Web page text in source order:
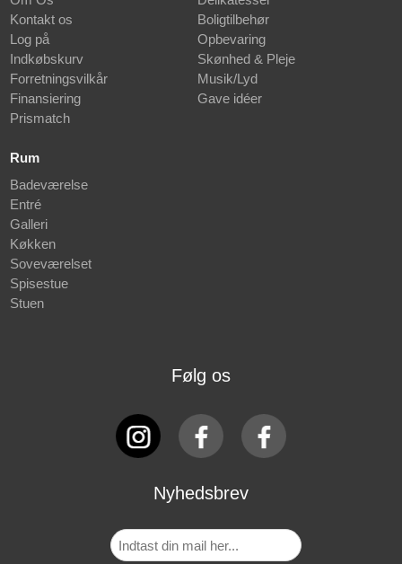
Kontakt os
Log på
Indkøbskurv
Forretningsvilkår
Finansiering
Prismatch
Boligtilbehør
Opbevaring
Skønhed & Pleje
Musik/Lyd
Gave idéer
Rum
Badeværelse
Entré
Galleri
Køkken
Soveværelset
Spisestue
Stuen
Følg os
Nyhedsbrev